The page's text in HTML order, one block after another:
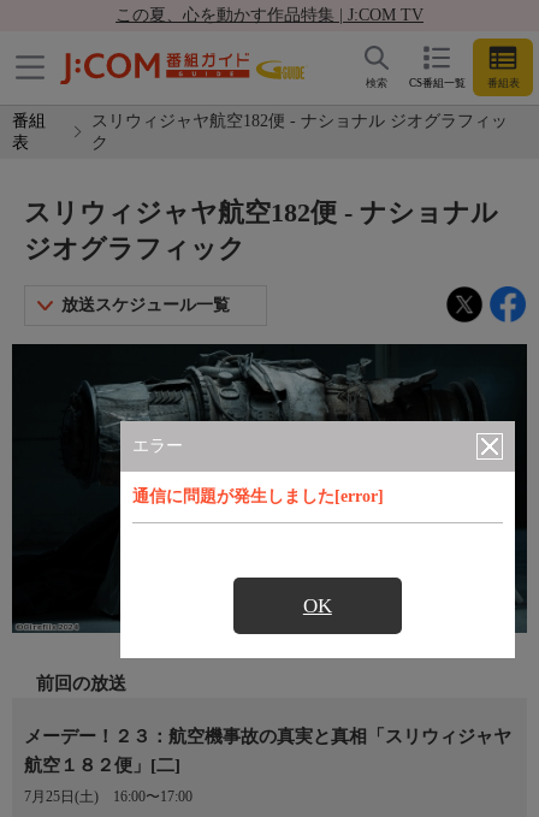
この夏、心を動かす作品特集 | J:COM TV
CS番組一覧 番組表
検索
番組
表
スリウィジャヤ航空182便 - ナショナル ジオグラフィッ
ク
エラー
通信に問題が発生しました[error]
OK
スリウィジャヤ航空182便 - ナショナル
ジオグラフィック
放送スケジュール一覧
前回の放送
メーデー！２３：航空機事故の真実と真相「スリウィジャヤ
航空１８２便」[二]
7月25日(土) 16:00〜17:00